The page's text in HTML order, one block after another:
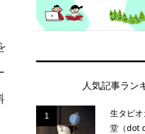
人気記事ラン
1
生タピ
堂（dot